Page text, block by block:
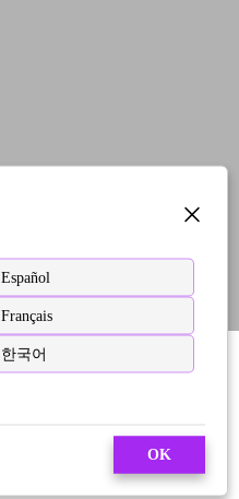
Español
Français
한국어
OK